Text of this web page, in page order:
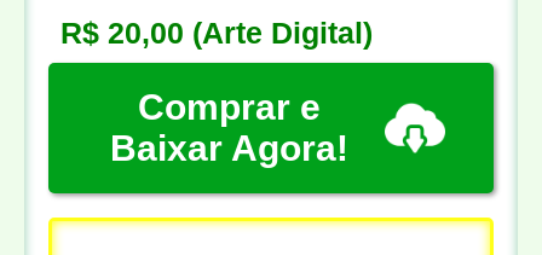
R$ 20,00 (Arte Digital)
Comprar e
Baixar Agora!